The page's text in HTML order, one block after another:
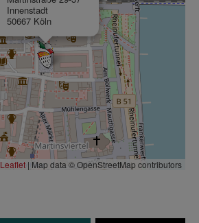
Innenstadt
50667 Köln
Leaflet | Map data © OpenStreetMap contributors